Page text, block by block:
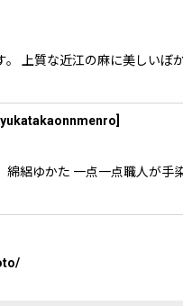
。 上質な近江の麻に美しいぼ
yukatakaonnmenro]
絽ゆかた 一点一点職人が手